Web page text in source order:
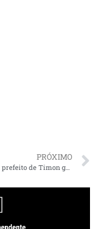
PRÓXIMO
Candidato a prefeito de Timon gera polêmica ao propor creches norturnas